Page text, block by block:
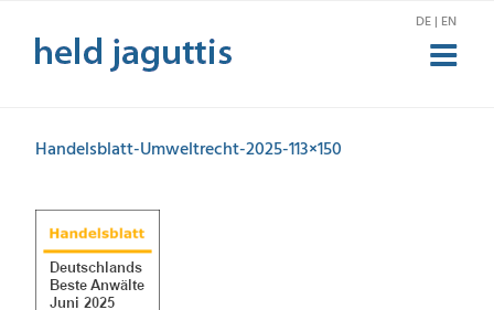
Inhalt
springen
DE | EN
Handelsblatt-Umweltrecht-2025-113×150